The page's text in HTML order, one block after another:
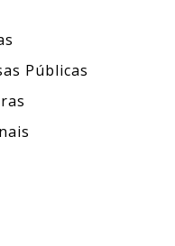
Públicas